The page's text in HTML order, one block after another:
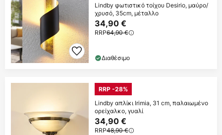
Lindby φωτιστικό τοίχου Desirio, μαύρο/
χρυσό, 35cm, μέταλλο
34,90 €
RRP64,90 €
Διαθέσιμο
RRP -28%
Lindby απλίκι Irimia, 31 cm, παλαιωμένο
ορείχαλκο, γυαλί
34,90 €
RRP48,90 €